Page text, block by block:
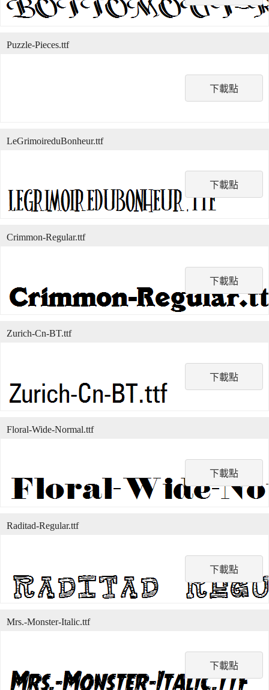
下載點
Puzzle-Pieces.ttf
下載點
LeGrimoireduBonheur.ttf
下載點
Crimmon-Regular.ttf
下載點
Zurich-Cn-BT.ttf
下載點
Floral-Wide-Normal.ttf
下載點
Raditad-Regular.ttf
下載點
Mrs.-Monster-Italic.ttf